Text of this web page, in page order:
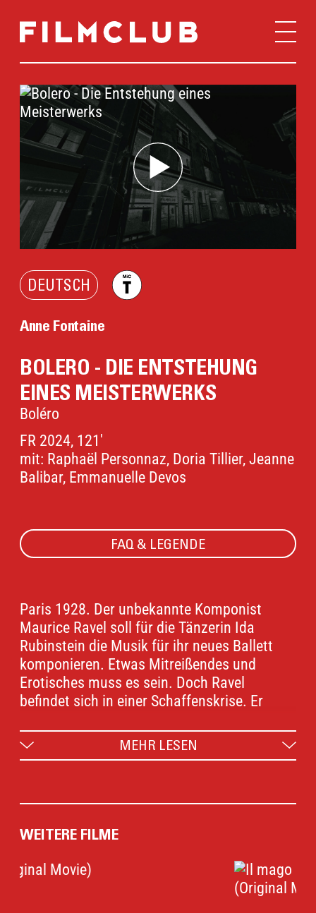
DEUTSCH
Anne Fontaine
BOLERO - DIE ENTSTEHUNG
EINES MEISTERWERKS
Boléro
FR 2024, 121'
mit: Raphaël Personnaz, Doria Tillier, Jeanne
Balibar, Emmanuelle Devos
FAQ & LEGENDE
Paris 1928. Der unbekannte Komponist
Maurice Ravel soll für die Tänzerin Ida
Rubinstein die Musik für ihr neues Ballett
komponieren. Etwas Mitreißendes und
Erotisches muss es sein. Doch Ravel
befindet sich in einer Schaffenskrise. Er
auseinanderzusetzen: mit seiner
unglücklichen Liebe zu seiner Muse Misia
verschaffen wird: den Bolero.
Regisseurin Anne Fontaine (COCO CHANEL)
MEHR LESEN
WEITERE FILME